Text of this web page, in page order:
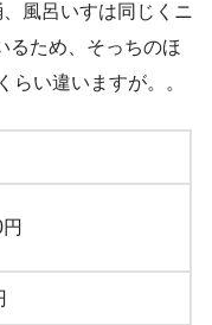
風呂いすは同じくニ
るため、そっちのほ
らい違いますが。。